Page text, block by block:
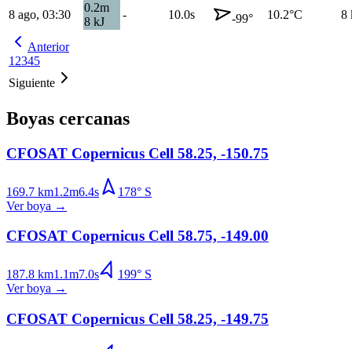
8 ago, 03:30
0.2m
8 kJ
- 10.0s -99° 10.2°C 8
Anterior
1 2345
Siguiente
Boyas cercanas
CFOSAT Copernicus Cell 58.25, -150.75
169.7 km1.2m6.4s 178° S
Ver boya →
CFOSAT Copernicus Cell 58.75, -149.00
187.8 km1.1m7.0s 199° S
Ver boya →
CFOSAT Copernicus Cell 58.25, -149.75